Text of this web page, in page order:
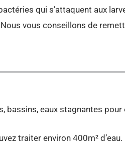
qui s’attaquent aux
vous conseillons de
bassins, eaux stagnantes pour
traiter environ 400m² d’eau.